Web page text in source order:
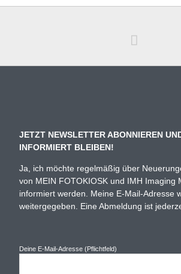
JETZT NEWSLETTER ABONNIEREN
INFORMIERT BLEIBEN!
Ja, ich möchte regelmäßig über
von MEIN FOTOKIOSK und IMH Imaging
informiert werden. Meine E-Mail-Adresse
weitergegeben. Eine Abmeldung ist
Deine E-Mail-Adresse (Pflichtfeld)